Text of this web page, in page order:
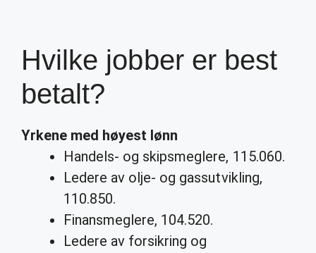
Hvilke jobber er best
betalt?
Yrkene med høyest lønn
Handels- og skipsmeglere, 115.060.
Ledere av olje- og gassutvikling,
110.850.
Finansmeglere, 104.520.
Ledere av forsikring og